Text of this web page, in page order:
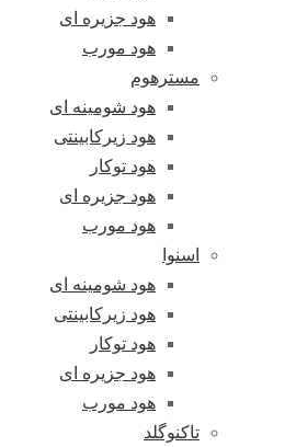
هود جزیره ای
هود مورب
مسترهوم
هود شومینه ای
هود زیرکابینتی
هود توکار
هود جزیره ای
هود مورب
اسنوا
هود شومینه ای
هود زیرکابینتی
هود توکار
هود جزیره ای
هود مورب
تاکنوگلد